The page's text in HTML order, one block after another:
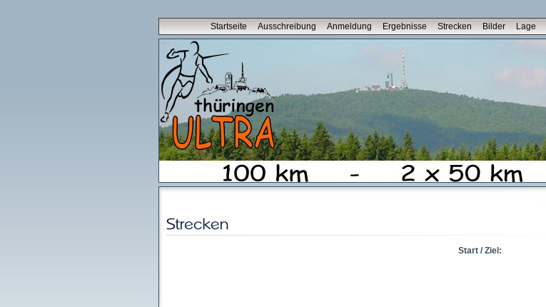
Startseite Ausschreibung Anmeldung Ergebnisse Strecken Bilder Lage
Start / Ziel: